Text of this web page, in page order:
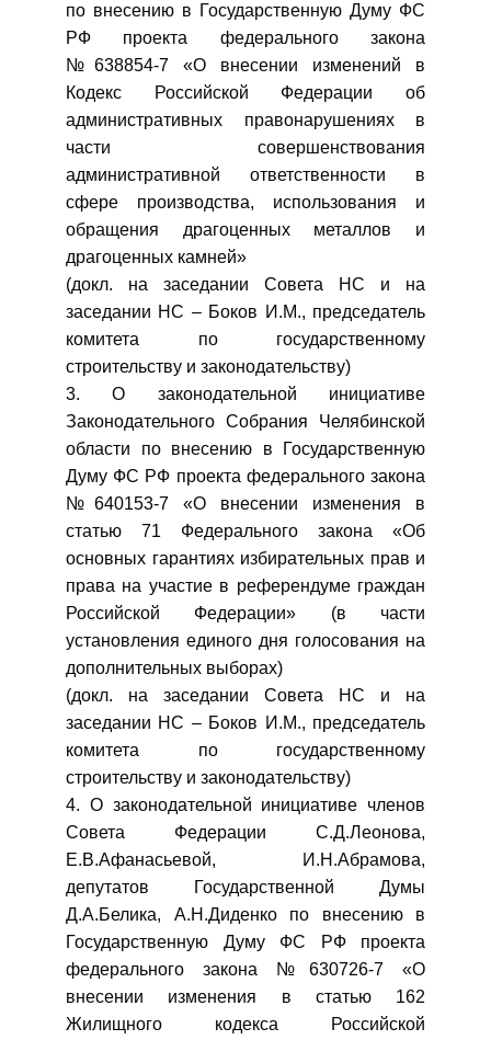
по внесению в Государственную Думу ФС
РФ проекта федерального закона
№638854-7 «О внесении изменений в
Кодекс Российской Федерации об
административных правонарушениях в
части совершенствования
административной ответственности в
сфере производства, использования и
обращения драгоценных металлов и
драгоценных камней»
(докл. на заседании Совета НС и на
заседании НС – Боков И.М., председатель
комитета по государственному
строительству и законодательству)
3. О законодательной инициативе
Законодательного Собрания Челябинской
области по внесению в Государственную
Думу ФС РФ проекта федерального закона
№640153-7 «О внесении изменения в
статью 71 Федерального закона «Об
основных гарантиях избирательных прав и
права на участие в референдуме граждан
Российской Федерации» (в части
установления единого дня голосования на
дополнительных выборах)
(докл. на заседании Совета НС и на
заседании НС – Боков И.М., председатель
комитета по государственному
строительству и законодательству)
4. О законодательной инициативе членов
Совета Федерации С.Д.Леонова,
Е.В.Афанасьевой, И.Н.Абрамова,
депутатов Государственной Думы
Д.А.Белика, А.Н.Диденко по внесению в
Государственную Думу ФС РФ проекта
федерального закона №630726-7 «О
внесении изменения в статью 162
Жилищного кодекса Российской